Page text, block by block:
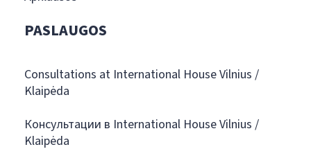
PASLAUGOS
Consultations at International House Vilnius /
Klaipėda
Консультации в International House Vilnius /
Klaipėda